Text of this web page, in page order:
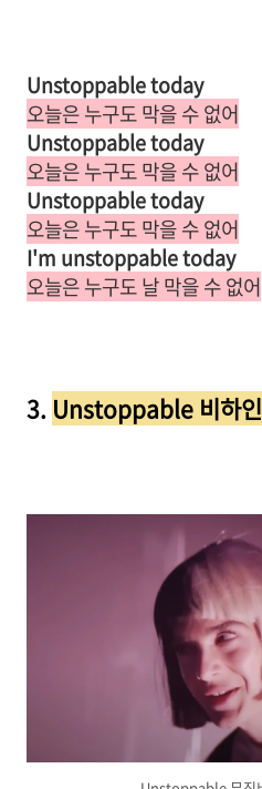
Unstoppable today
오늘은 누구도 막을 수 없어
Unstoppable today
오늘은 누구도 막을 수 없어
Unstoppable today
오늘은 누구도 막을 수 없어
I'm unstoppable today
오늘은 누구도 날 막을 수 없어
3. Unstoppable 비하